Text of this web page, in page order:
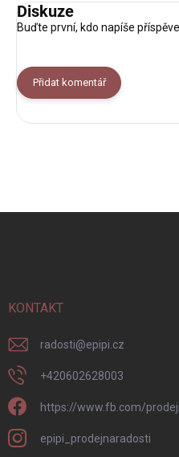
Diskuze
Buďte první, kdo napíše
Přidat komentář
KONTAKT
radosti@epipi.cz
+420602628003
https://www.fb.com/
epipi_prodejnaradosti